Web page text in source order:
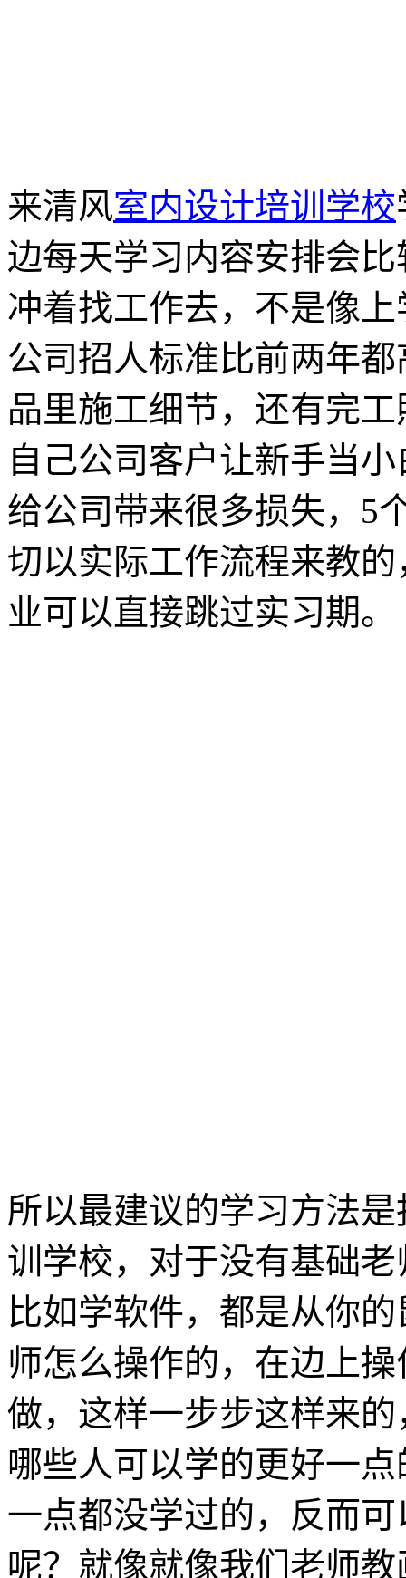
来清风室内设计培训学校
边每天学习内容安排会
冲着找工作去，不是像
公司招人标准比前两年
品里施工细节，还有完
自己公司客户让新手当
给公司带来很多损失，5
切以实际工作流程来教
业可以直接跳过实习期。
所以最建议的学习方法
训学校，对于没有基础
比如学软件，都是从你
师怎么操作的，在边上
做，这样一步步这样来
哪些人可以学的更好一
一点都没学过的，反而
呢？就像就像我们老师